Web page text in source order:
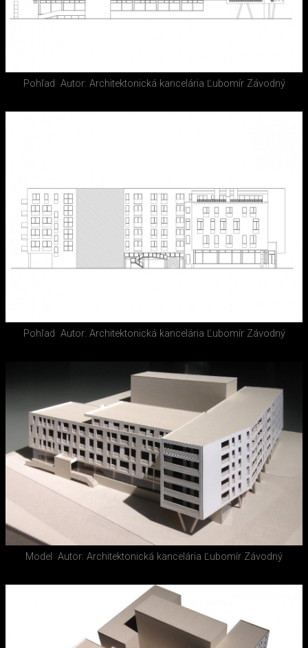
Pohľad Autor: Architektonická kancelária Ľubomír Závodný
Pohľad Autor: Architektonická kancelária Ľubomír Závodný
Model Autor: Architektonická kancelária Ľubomír Závodný